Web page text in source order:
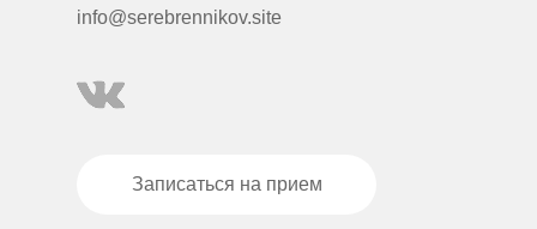
info@serebrennikov.site
Записаться на прием